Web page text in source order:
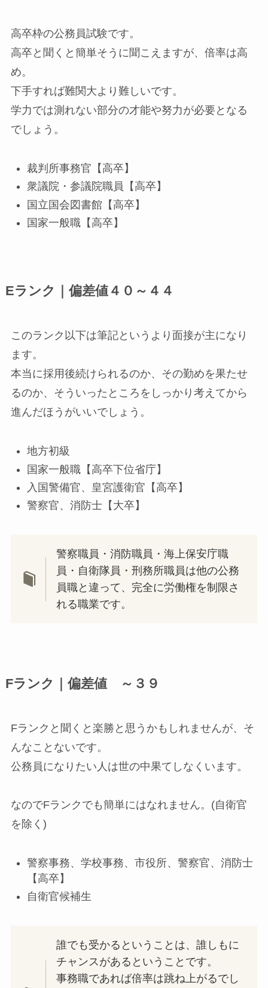
高卒枠の公務員試験です。
高卒と聞くと簡単そうに聞こえますが、倍率は高
め。
下手すれば難関大より難しいです。
学力では測れない部分の才能や努力が必要となる
でしょう。
裁判所事務官【高卒】
衆議院・参議院職員【高卒】
国立国会図書館【高卒】
国家一般職【高卒】
Eランク｜偏差値４０～４４
このランク以下は筆記というより面接が主になり
ます。
本当に採用後続けられるのか、その勤めを果たせ
るのか、そういったところをしっかり考えてから
進んだほうがいいでしょう。
地方初級
国家一般職【高卒下位省庁】
入国警備官、皇宮護衛官【高卒】
警察官、消防士【大卒】
警察職員・消防職員・海上保安庁職
員・自衛隊員・刑務所職員は他の公務
員職と違って、完全に労働権を制限さ
れる職業です。
Fランク｜偏差値 ～３９
Fランクと聞くと楽勝と思うかもしれませんが、そ
んなことないです。
公務員になりたい人は世の中果てしなくいます。
なのでFランクでも簡単にはなれません。(自衛官
を除く)
警察事務、学校事務、市役所、警察官、消防士
【高卒】
自衛官候補生
誰でも受かるということは、誰しもに
チャンスがあるということです。
事務職であれば倍率は跳ね上がるでし